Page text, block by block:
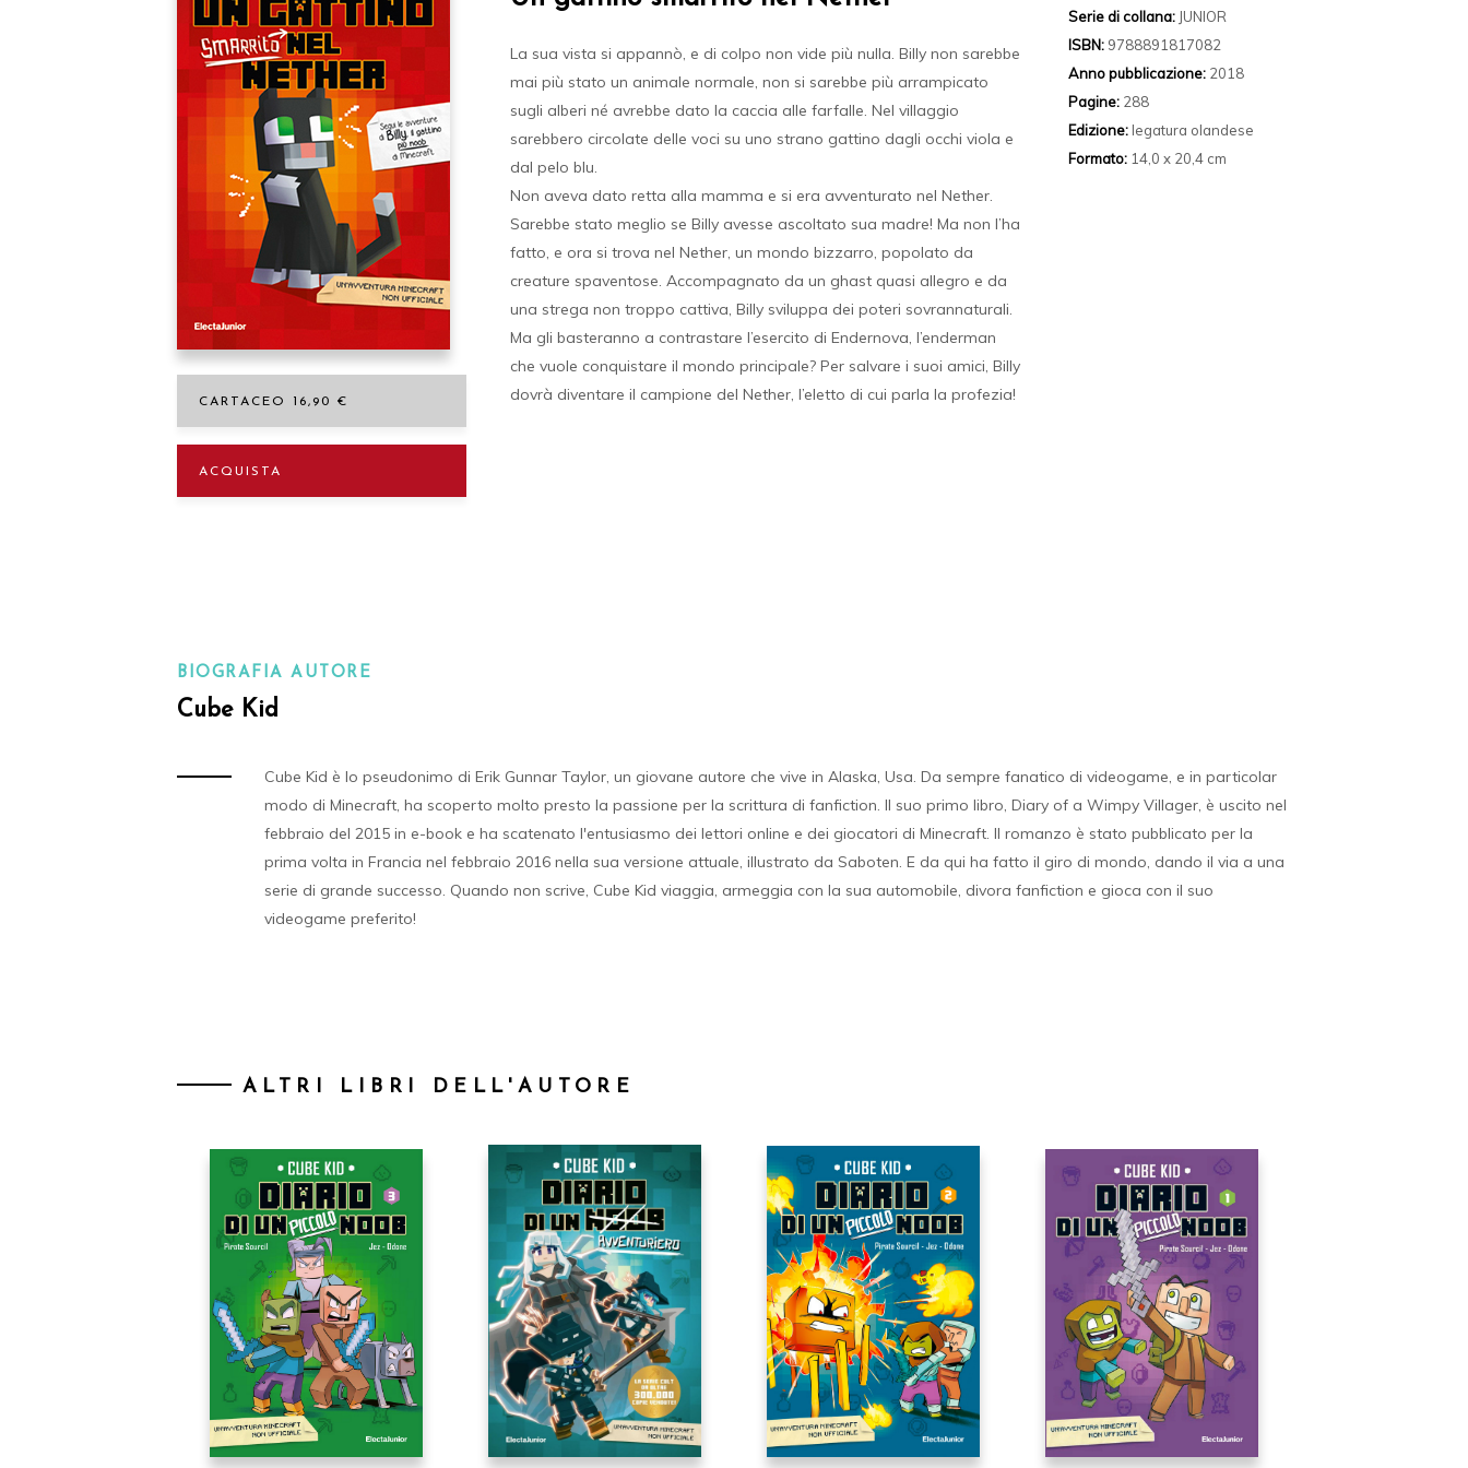
Premere Invio per cercare o ESC per chiudere
CARTACEO 16,90 €
ACQUISTA
La sua vista si appannò, e di colpo non vide più nulla. Billy non sarebbe
mai più stato un animale normale, non si sarebbe più arrampicato
sugli alberi né avrebbe dato la caccia alle farfalle. Nel villaggio
sarebbero circolate delle voci su uno strano gattino dagli occhi viola e
dal pelo blu.
Non aveva dato retta alla mamma e si era avventurato nel Nether.
Sarebbe stato meglio se Billy avesse ascoltato sua madre! Ma non l’ha
fatto, e ora si trova nel Nether, un mondo bizzarro, popolato da
creature spaventose. Accompagnato da un ghast quasi allegro e da
una strega non troppo cattiva, Billy sviluppa dei poteri sovrannaturali.
Ma gli basteranno a contrastare l’esercito di Endernova, l’enderman
che vuole conquistare il mondo principale? Per salvare i suoi amici, Billy
dovrà diventare il campione del Nether, l’eletto di cui parla la profezia!
Serie di collana:JUNIOR
ISBN:9788891817082
Anno pubblicazione:2018
Pagine:288
Edizione:legatura olandese
Formato:14,0 x 20,4 cm
BIOGRAFIA AUTORE
Cube Kid
Cube Kid è lo pseudonimo di Erik Gunnar Taylor, un giovane autore che vive in Alaska, Usa. Da sempre fanatico di videogame, e in particolar
modo di Minecraft, ha scoperto molto presto la passione per la scrittura di fanfiction. Il suo primo libro, Diary of a Wimpy Villager, è uscito nel
febbraio del 2015 in e-book e ha scatenato l'entusiasmo dei lettori online e dei giocatori di Minecraft. Il romanzo è stato pubblicato per la
prima volta in Francia nel febbraio 2016 nella sua versione attuale, illustrato da Saboten. E da qui ha fatto il giro di mondo, dando il via a una
serie di grande successo. Quando non scrive, Cube Kid viaggia, armeggia con la sua automobile, divora fanfiction e gioca con il suo
videogame preferito!
ALTRI LIBRI DELL'AUTORE